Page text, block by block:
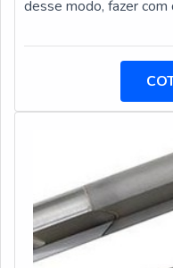
desse modo, fazer
importação de cilindro
no mercado, que
quase nenhum tipo de